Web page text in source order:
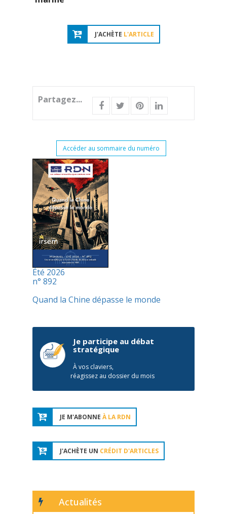
J'ACHÈTE L'ARTICLE
Partagez...
Accéder au sommaire du numéro
Été 2026
n° 892
Quand la Chine dépasse le monde
Je participe au débat
stratégique
À vos claviers,
réagissez au dossier du mois
JE M'ABONNE À LA RDN
J'ACHÈTE UN CRÉDIT D'ARTICLES
Actualités